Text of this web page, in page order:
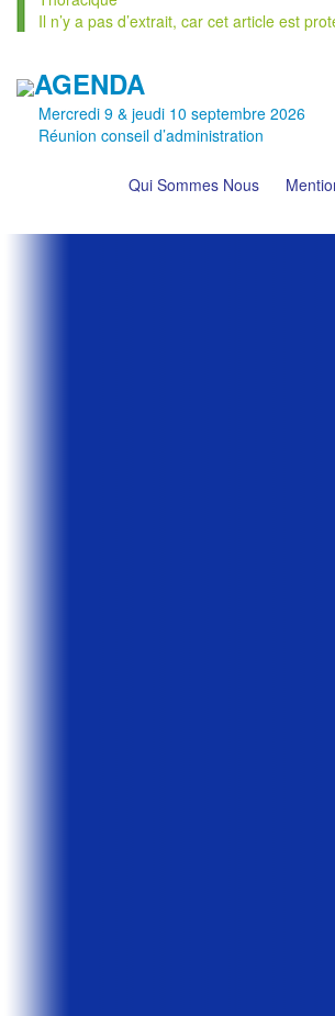
Il n’y a pas d’extrait, car cet article est
AGENDA
Mercredi 9 & jeudi 10 septembre 2026
Réunion conseil d’administration
Qui Sommes Nous